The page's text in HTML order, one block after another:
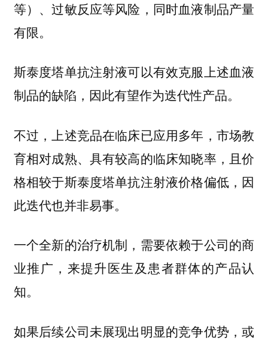
等）、过敏反应等风险，同时血液制品产量
有限。
斯泰度塔单抗注射液可以有效克服上述血液
制品的缺陷，因此有望作为迭代性产品。
不过，上述竞品在临床已应用多年，市场教
育相对成熟、具有较高的临床知晓率，且价
格相较于斯泰度塔单抗注射液价格偏低，因
此迭代也并非易事。
一个全新的治疗机制，需要依赖于公司的商
业推广 ，来提升医生及患者群体的产品认
知。
如果后续公司未展现出明显的竞争优势，或